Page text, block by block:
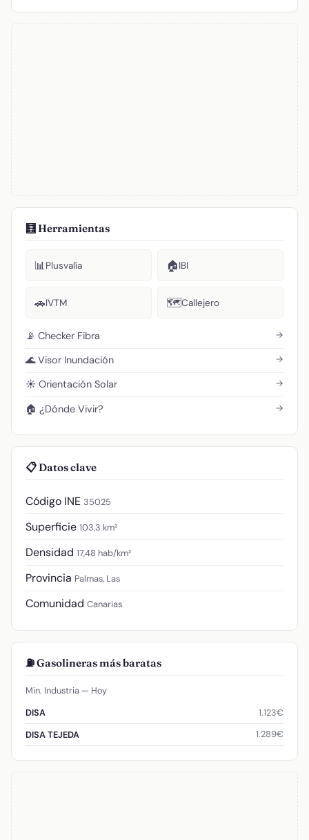
🧮 Herramientas
📊Plusvalía 🏠IBI
🚗IVTM 🗺️Callejero
📡 Checker Fibra →
🌊 Visor Inundación →
☀️ Orientación Solar →
🏠 ¿Dónde Vivir? →
📋 Datos clave
Código INE 35025
Superficie 103,3 km²
Densidad 17,48 hab/km²
Provincia Palmas, Las
Comunidad Canarias
⛽ Gasolineras más baratas
Min. Industria — Hoy
DISA
1.123€
DISA TEJEDA
1.289€